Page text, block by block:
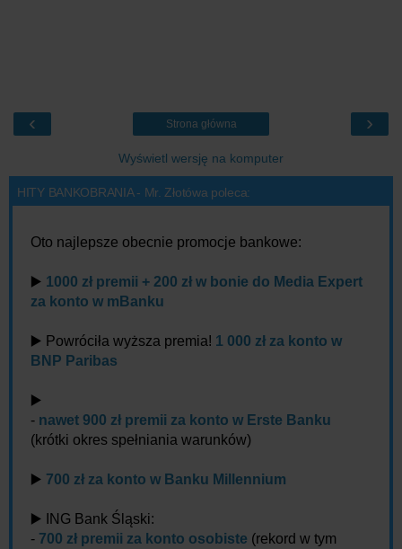
‹ ›
Strona główna
Wyświetl wersję na komputer
HITY BANKOBRANIA - Mr. Złotówa poleca:
Oto najlepsze obecnie promocje bankowe:
▶️ 1000 zł premii + 200 zł w bonie do Media Expert
za konto w mBanku
▶️ Powróciła wyższa premia! 1 000 zł za konto w
BNP Paribas
▶️
- nawet 900 zł premii za konto w Erste Banku
(krótki okres spełniania warunków)
▶️ 700 zł za konto w Banku Millennium
▶️ ING Bank Śląski:
- 700 zł premii za konto osobiste (rekord w tym